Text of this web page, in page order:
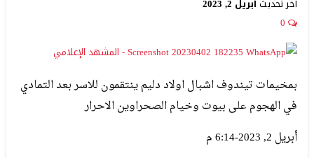
آخر تحديثأبريل 2, 2023
0
بمخيمات تيندوف اشبال اولاد دليم ينتقمون للاسر بعد التمادي
في الهجوم على بيوت وخيام الصحراوين الاحرار
أبريل 2, 2023-6:14 م